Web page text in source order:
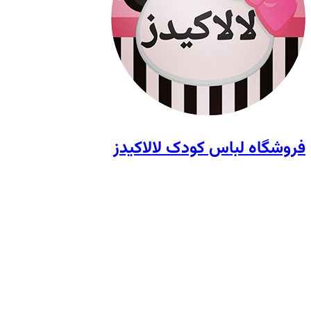
فروشگاه لباس کودک لالاکیدز